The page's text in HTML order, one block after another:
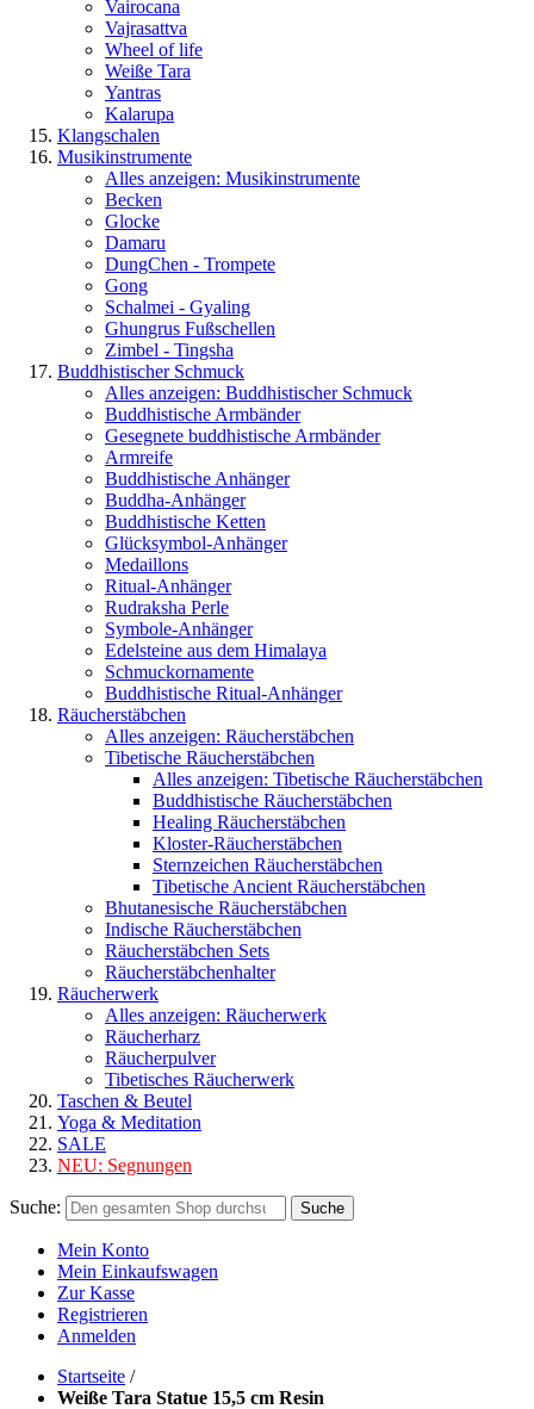
Vairocana
Vajrasattva
Wheel of life
Weiße Tara
Yantras
Kalarupa
Klangschalen
Musikinstrumente
Alles anzeigen: Musikinstrumente
Becken
Glocke
Damaru
DungChen - Trompete
Gong
Schalmei - Gyaling
Ghungrus Fußschellen
Zimbel - Tingsha
Buddhistischer Schmuck
Alles anzeigen: Buddhistischer Schmuck
Buddhistische Armbänder
Gesegnete buddhistische Armbänder
Armreife
Buddhistische Anhänger
Buddha-Anhänger
Buddhistische Ketten
Glücksymbol-Anhänger
Medaillons
Ritual-Anhänger
Rudraksha Perle
Symbole-Anhänger
Edelsteine aus dem Himalaya
Schmuckornamente
Buddhistische Ritual-Anhänger
Räucherstäbchen
Alles anzeigen: Räucherstäbchen
Tibetische Räucherstäbchen
Alles anzeigen: Tibetische Räucherstäbchen
Buddhistische Räucherstäbchen
Healing Räucherstäbchen
Kloster-Räucherstäbchen
Sternzeichen Räucherstäbchen
Tibetische Ancient Räucherstäbchen
Bhutanesische Räucherstäbchen
Indische Räucherstäbchen
Räucherstäbchen Sets
Räucherstäbchenhalter
Räucherwerk
Alles anzeigen: Räucherwerk
Räucherharz
Räucherpulver
Tibetisches Räucherwerk
Taschen & Beutel
Yoga & Meditation
SALE
NEU: Segnungen
Suche: Suche
Mein Konto
Mein Einkaufswagen
Zur Kasse
Registrieren
Anmelden
Startseite /
Weiße Tara Statue 15,5 cm Resin